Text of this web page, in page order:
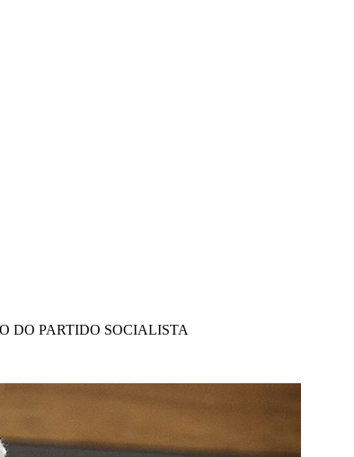
DO PARTIDO SOCIALISTA